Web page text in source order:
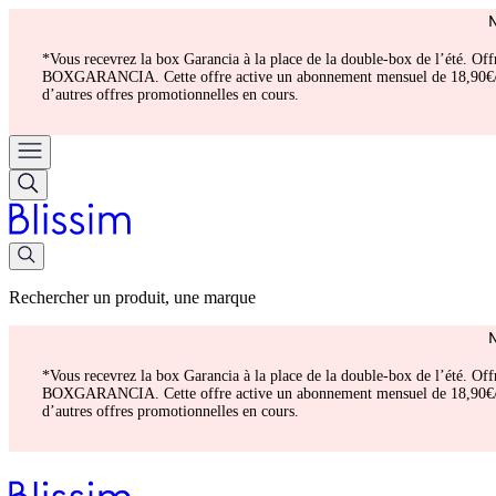
*Vous recevrez la box Garancia à la place de la double-box de l’été.
BOXGARANCIA. Cette offre active un abonnement mensuel de
d’autres offres promotionnelles en cours.
Rechercher un produit, une marque
*Vous recevrez la box Garancia à la place de la double-box de l’été.
BOXGARANCIA. Cette offre active un abonnement mensuel de
d’autres offres promotionnelles en cours.